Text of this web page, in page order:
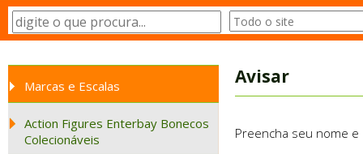
Marcas e Escalas
Action Figures Enterbay Bonecos
Colecionáveis
Avisar
Preencha seu nome